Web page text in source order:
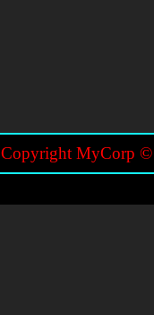
Copyright MyCorp